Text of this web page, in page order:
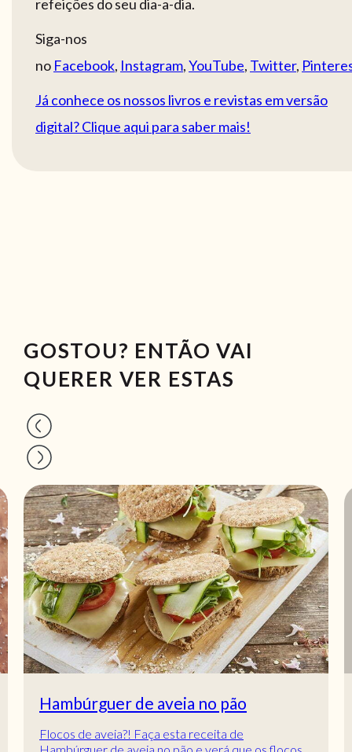
refeições do seu dia-a-dia.
Siga-nos
no Facebook, Instagram,YouTube, Twitter,
Já conhece os nossos livros e revistas em versão
digital? Clique aqui para saber mais!
GOSTOU? ENTÃO VAI
QUERER VER ESTAS
Hambúrguer de aveia no pão
Flocos de aveia?! Faça esta receita de